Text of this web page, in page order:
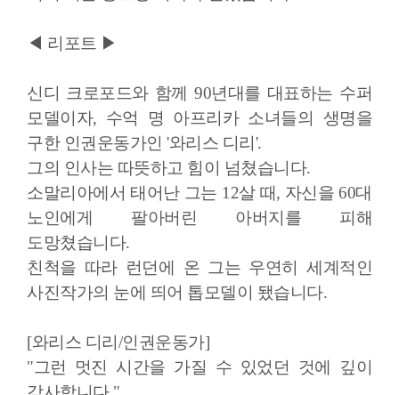
◀ 리포트 ▶
신디 크로포드와 함께 90년대를 대표하는 수퍼
모델이자, 수억 명 아프리카 소녀들의 생명을
구한 인권운동가인 '와리스 디리'.
그의 인사는 따뜻하고 힘이 넘쳤습니다.
소말리아에서 태어난 그는 12살 때, 자신을 60대
노인에게 팔아버린 아버지를 피해
도망쳤습니다.
친척을 따라 런던에 온 그는 우연히 세계적인
사진작가의 눈에 띄어 톱모델이 됐습니다.
[와리스 디리/인권운동가]
"그런 멋진 시간을 가질 수 있었던 것에 깊이